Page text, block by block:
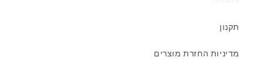
תקנון
מדיניות החזרת מוצרים